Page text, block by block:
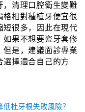
，清理口腔衛生變難
格相對種植牙便宜很
短很多，因此在現代
如果不想要瓷牙套修
但是，建議面診專業
選擇適合自己的方
杜牙根失敗風險？